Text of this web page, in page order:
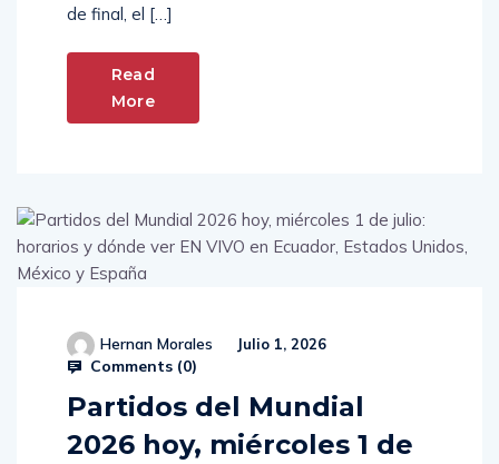
de final, el […]
Read
More
Hernan Morales Julio 1, 2026
Comments (0)
Partidos del Mundial
2026 hoy, miércoles 1 de